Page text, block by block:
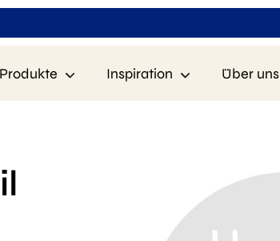
Inspiration Über uns